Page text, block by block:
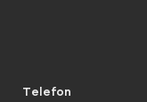
Telefon